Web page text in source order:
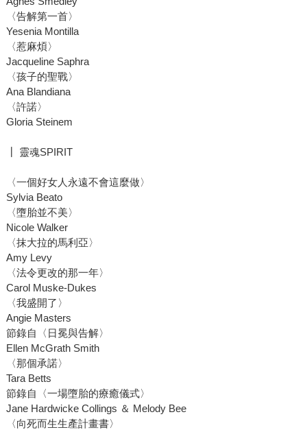
〈告解第一首〉
Yesenia Montilla
〈惹麻煩〉
Jacqueline Saphra
〈孩子的聖戰〉
Ana Blandiana
〈許諾〉
Gloria Steinem
┃ 靈魂SPIRIT
〈一個好女人永遠不會這麼做〉
Sylvia Beato
〈墮胎並不美〉
Nicole Walker
〈抹大拉的馬利亞〉
Amy Levy
〈法令更改的那一年〉
Carol Muske-Dukes
〈我盛開了〉
Angie Masters
節錄自〈日冕與告解〉
Ellen McGrath Smith
〈那個承諾〉
Tara Betts
節錄自〈一場墮胎的療癒儀式〉
Jane Hardwicke Collings ＆ Melody Bee
〈向死而生生產計畫書〉